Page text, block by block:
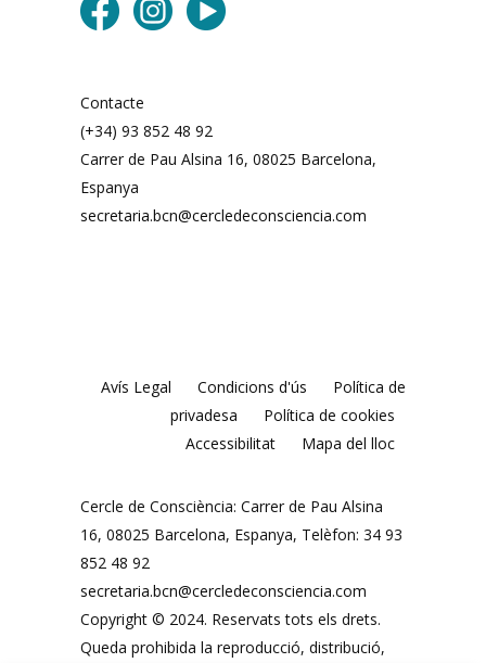
Contacte
(+34) 93 852 48 92
Carrer de Pau Alsina 16, 08025 Barcelona, ​​
Espanya
secretaria.bcn@cercledeconsciencia.com
Avís Legal Condicions d'ús
Política de
privadesa
Política de cookies
Accessibilitat
Mapa del lloc
Cercle de Consciència: Carrer de Pau Alsina
16, 08025 Barcelona, ​​Espanya, Telèfon: 34 93
852 48 92
secretaria.bcn@cercledeconsciencia.com
Copyright © 2024. Reservats tots els drets.
Queda prohibida la reproducció, distribució,